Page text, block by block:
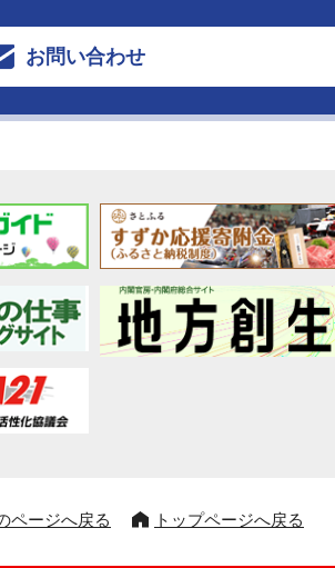
お問い合わせ
ページへ戻る トップページへ戻る